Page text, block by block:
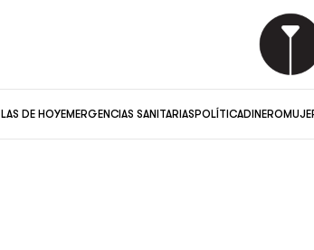
LAS DE HOYEMERGENCIAS SANITARIASPOLÍTICADINERO